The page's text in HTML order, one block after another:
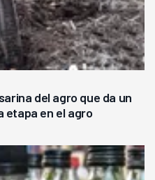
del agro que da un
etapa en el agro